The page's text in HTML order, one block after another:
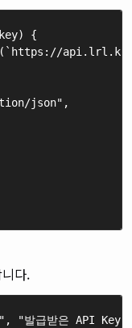
{
json",
다.
"발급받은 API